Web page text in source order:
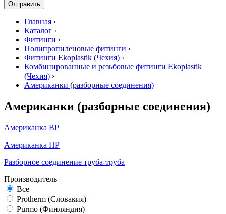
Главная ›
Каталог ›
Фитинги ›
Полипропиленовые фитинги ›
Фитинги Ekoplastik (Чехия) ›
Комбинированные и резьбовые фитинги Ekoplastik
(Чехия) ›
Американки (разборные соединения)
Американки (разборные соединения)
Американка ВР
Американка НР
Разборное соединение труба-труба
Производитель
Все
Protherm (Словакия)
Purmo (Финляндия)